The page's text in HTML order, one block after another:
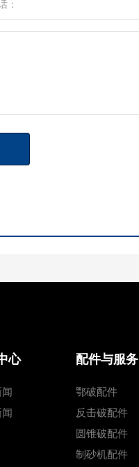
心 配件与服务
鄂破配件
反击破配件
圆锥破配件
制砂机配件